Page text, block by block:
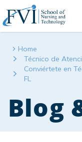
Skip to content
FVI School of Nursing
Home
Técnico de
Conviértete en
FL
Blog